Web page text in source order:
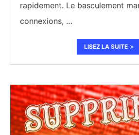
rapidement. Le basculement
connexions, …
LISEZ LA SUITE